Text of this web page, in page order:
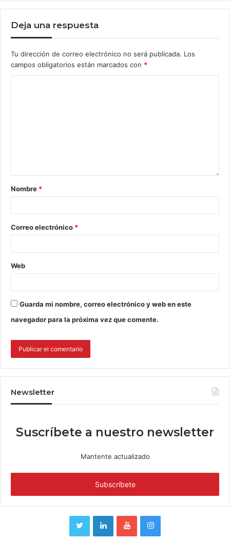
Deja una respuesta
Tu dirección de correo electrónico no será publicada. Los
campos obligatorios están marcados con *
Nombre *
Correo electrónico *
Web
Guarda mi nombre, correo electrónico y web en este
navegador para la próxima vez que comente.
Newsletter
Suscríbete a nuestro newsletter
Mantente actualizado